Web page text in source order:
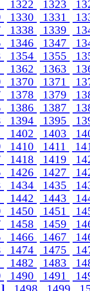
1322 1323
1330 1331
1338 1339
1346 1347
1354 1355
1362 1363
1370 1371
1378 1379
1386 1387
1394 1395
1402 1403
1410 1411
1418 1419
1426 1427
1434 1435
1442 1443
1450 1451
1458 1459
1466 1467
1474 1475
1482 1483
1490 1491